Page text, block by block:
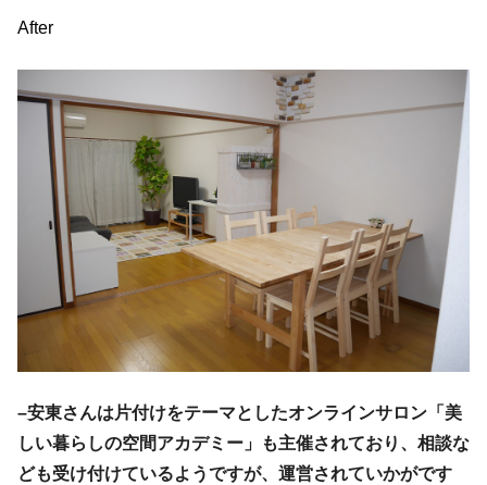
After
–安東さんは片付けをテーマとしたオンラインサロン「美
しい暮らしの空間アカデミー」も主催されており、相談な
ども受け付けているようですが、運営されていかがです